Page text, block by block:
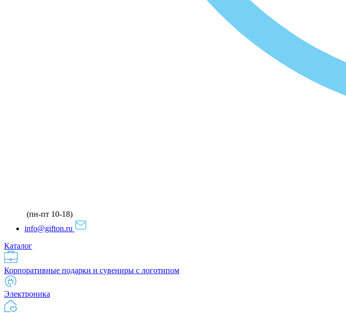
(пн-пт 10-18)
info@gifton.ru
Каталог
Корпоративные подарки и сувениры с логотипом
Электроника